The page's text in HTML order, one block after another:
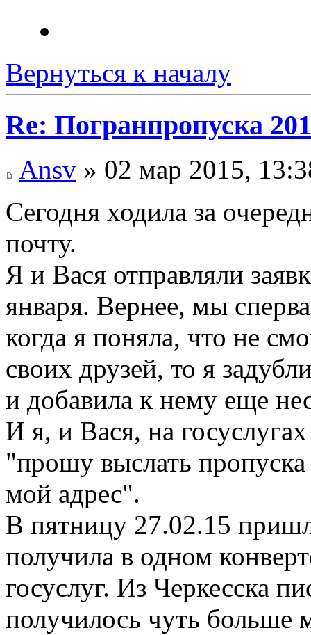
Вернуться к началу
Re: Погранпропуска
Ansv » 02 мар 2015,
Сегодня ходила за
почту.
Я и Вася отправляли
января. Вернее, мы
когда я поняла, что не
своих друзей, то я
и добавила к нему еще
И я, и Вася, на
"прошу выслать пропуска
мой адрес".
В пятницу 27.02.15
получила в одном
госуслуг. Из Черкесска
получилось чуть больше